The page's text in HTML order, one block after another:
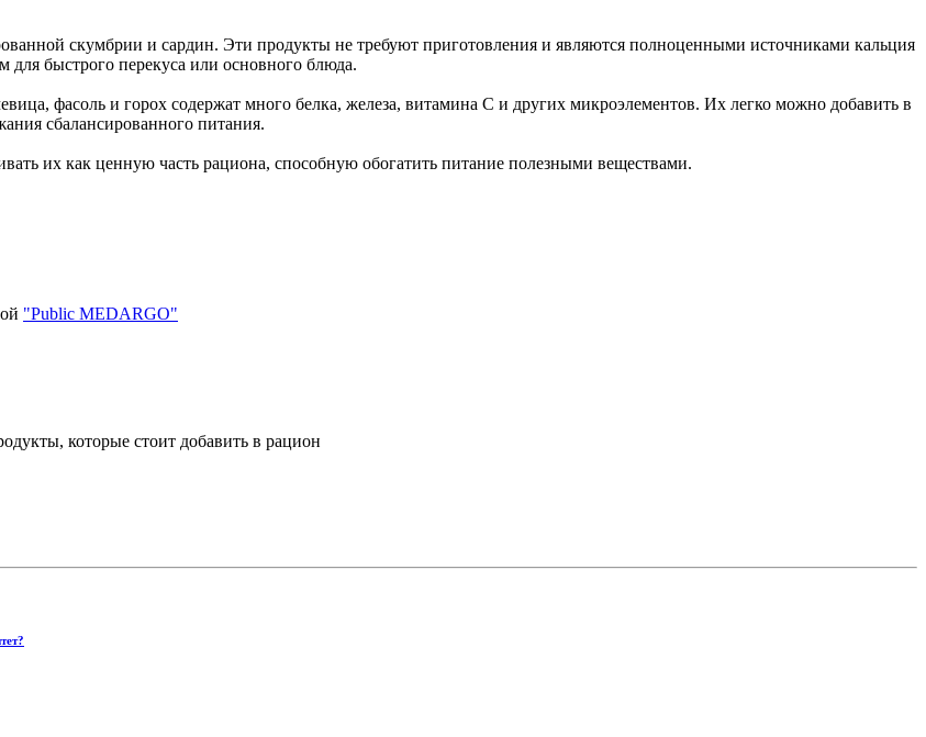
скумбрии и сардин. Эти продукты не требуют приготовления и являются полноценными источниками кальция
быстрого перекуса или основного блюда.
фасоль и горох содержат много белка, железа, витамина С и других микроэлементов. Их легко можно добавить в
сбалансированного питания.
их как ценную часть рациона, способную обогатить питание полезными веществами.
"Public MEDARGO"
которые стоит добавить в рацион